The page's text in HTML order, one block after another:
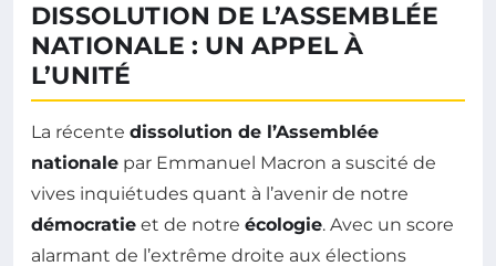
DISSOLUTION DE L’ASSEMBLÉE
NATIONALE : UN APPEL À
L’UNITÉ
La récente dissolution de l’Assemblée
nationale par Emmanuel Macron a suscité de
vives inquiétudes quant à l’avenir de notre
démocratie et de notre écologie. Avec un score
alarmant de l’extrême droite aux élections